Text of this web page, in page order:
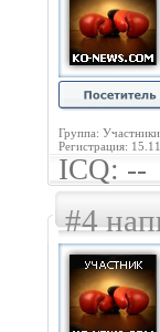
Группа: Участники
Регистрация:
ICQ: --
#4